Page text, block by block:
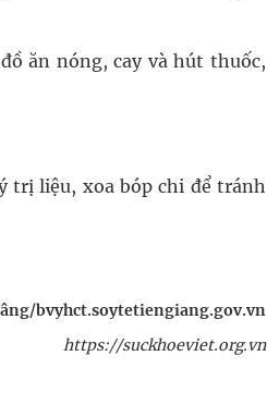
ăn nóng, cay và hút thuốc,
trị liệu, xoa bóp chi để tránh
bvyhct.soytetiengiang.gov.vn
https://suckhoeviet.org.vn